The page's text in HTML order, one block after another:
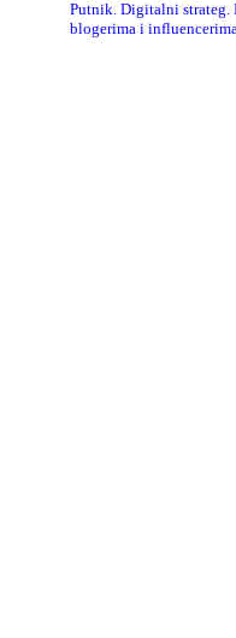
Putnik. Digitalni strateg.
blogerima i